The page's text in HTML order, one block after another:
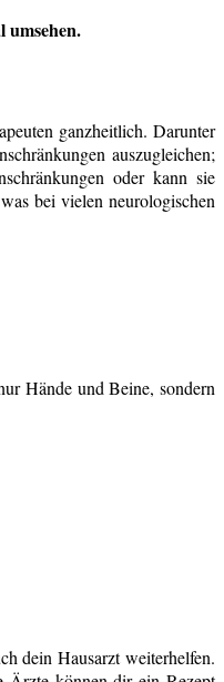
umsehen.
ganzheitlich. Darunter
auszugleichen;
oder kann sie
bei vielen neurologischen
Hände und Beine, sondern
dein Hausarzt weiterhelfen.